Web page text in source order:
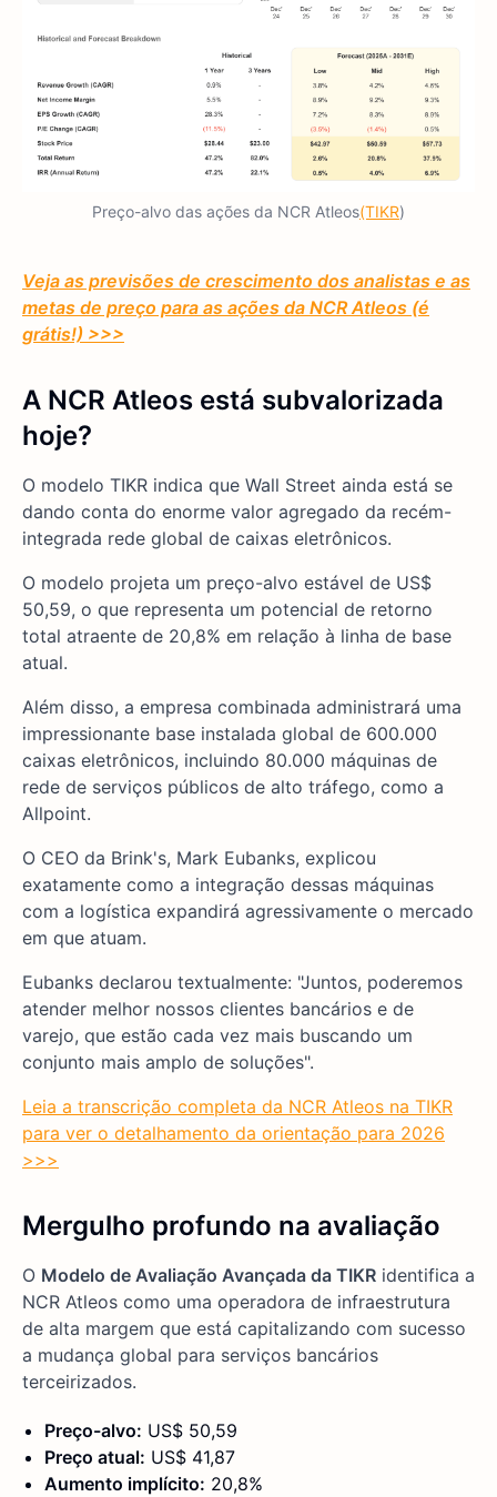
Preço-alvo das ações da NCR Atleos(TIKR)
Veja as previsões de crescimento dos analistas e as
metas de preço para as ações da NCR Atleos (é
grátis!) >>>
A NCR Atleos está subvalorizada
hoje?
O modelo TIKR indica que Wall Street ainda está se
dando conta do enorme valor agregado da recém-
integrada rede global de caixas eletrônicos.
O modelo projeta um preço-alvo estável de US$
50,59, o que representa um potencial de retorno
total atraente de 20,8% em relação à linha de base
atual.
Além disso, a empresa combinada administrará uma
impressionante base instalada global de 600.000
caixas eletrônicos, incluindo 80.000 máquinas de
rede de serviços públicos de alto tráfego, como a
Allpoint.
O CEO da Brink's, Mark Eubanks, explicou
exatamente como a integração dessas máquinas
com a logística expandirá agressivamente o mercado
em que atuam.
Eubanks declarou textualmente: "Juntos, poderemos
atender melhor nossos clientes bancários e de
varejo, que estão cada vez mais buscando um
conjunto mais amplo de soluções".
Leia a transcrição completa da NCR Atleos na TIKR
para ver o detalhamento da orientação para 2026
>>>
Mergulho profundo na avaliação
O Modelo de Avaliação Avançada da TIKR identifica a
NCR Atleos como uma operadora de infraestrutura
de alta margem que está capitalizando com sucesso
a mudança global para serviços bancários
terceirizados.
Preço-alvo: US$ 50,59
Preço atual: US$ 41,87
Aumento implícito: 20,8%